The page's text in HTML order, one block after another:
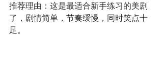
推荐理由：这是最适合新手练习的美剧
了，剧情简单，节奏缓慢，同时笑点十
足。